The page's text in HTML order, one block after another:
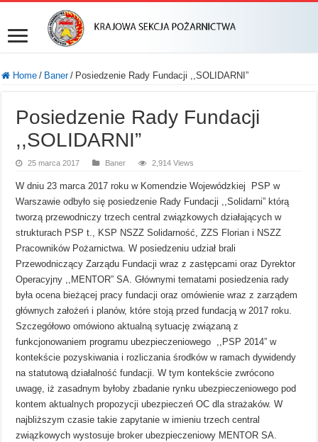
Home / Baner / Posiedzenie Rady Fundacji ,,SOLIDARNI”
Posiedzenie Rady Fundacji
,,SOLIDARNI”
25 marca 2017 Baner 2,914 Views
W dniu 23 marca 2017 roku w Komendzie Wojewódzkiej PSP w
Warszawie odbyło się posiedzenie Rady Fundacji ,,Solidarni” którą
tworzą przewodniczy trzech central związkowych działających w
strukturach PSP t., KSP NSZZ Solidarność, ZZS Florian i NSZZ
Pracowników Pożarnictwa. W posiedzeniu udział brali
Przewodniczący Zarządu Fundacji wraz z zastępcami oraz Dyrektor
Operacyjny ,,MENTOR” SA. Głównymi tematami posiedzenia rady
była ocena bieżącej pracy fundacji oraz omówienie wraz z zarządem
głównych założeń i planów, które stoją przed fundacją w 2017 roku.
Szczegółowo omówiono aktualną sytuację związaną z
funkcjonowaniem programu ubezpieczeniowego ,,PSP 2014” w
kontekście pozyskiwania i rozliczania środków w ramach dywidendy
na statutową działalność fundacji. W tym kontekście zwrócono
uwagę, iż zasadnym byłoby zbadanie rynku ubezpieczeniowego pod
kontem aktualnych propozycji ubezpieczeń OC dla strażaków. W
najbliższym czasie takie zapytanie w imieniu trzech central
związkowych wystosuje broker ubezpieczeniowy MENTOR SA.